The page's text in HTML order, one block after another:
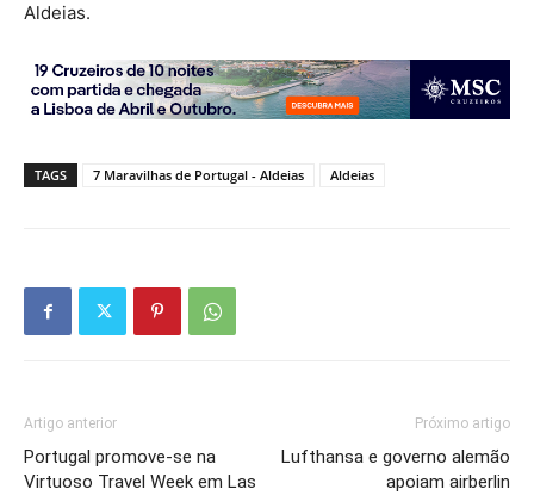
Aldeias.
TAGS 7 Maravilhas de Portugal - Aldeias Aldeias
Artigo anterior
Portugal promove-se na
Virtuoso Travel Week em Las
Próximo artigo
Lufthansa e governo alemão
apoiam airberlin